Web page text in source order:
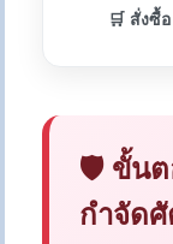
🛒 สั่งซื้
🛡️ ขั้นต
กำจัด